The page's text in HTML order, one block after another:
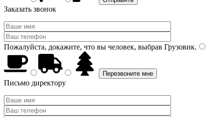
Заказать звонок
Пожалуйста, докажите, что вы человек, выбрав Грузовик.
Письмо директору